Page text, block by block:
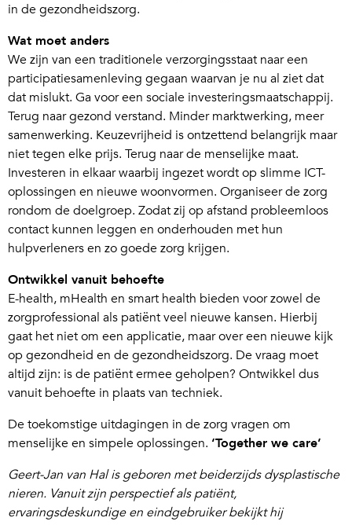
in de gezondheidszorg.
Wat moet anders
We zijn van een traditionele verzorgingsstaat naar een
participatiesamenleving gegaan waarvan je nu al ziet dat
dat mislukt. Ga voor een sociale investeringsmaatschappij.
Terug naar gezond verstand. Minder marktwerking, meer
samenwerking. Keuzevrijheid is ontzettend belangrijk maar
niet tegen elke prijs. Terug naar de menselijke maat.
Investeren in elkaar waarbij ingezet wordt op slimme ICT-
oplossingen en nieuwe woonvormen. Organiseer de zorg
rondom de doelgroep. Zodat zij op afstand probleemloos
contact kunnen leggen en onderhouden met hun
hulpverleners en zo goede zorg krijgen.
Ontwikkel vanuit behoefte
E-health, mHealth en smart health bieden voor zowel de
zorgprofessional als patiënt veel nieuwe kansen. Hierbij
gaat het niet om een applicatie, maar over een nieuwe kijk
op gezondheid en de gezondheidszorg. De vraag moet
altijd zijn: is de patiënt ermee geholpen? Ontwikkel dus
vanuit behoefte in plaats van techniek.
De toekomstige uitdagingen in de zorg vragen om
menselijke en simpele oplossingen. ‘Together we care’
Geert-Jan van Hal is geboren met beiderzijds dysplastische
nieren. Vanuit zijn perspectief als patiënt,
ervaringsdeskundige en eindgebruiker bekijkt hij